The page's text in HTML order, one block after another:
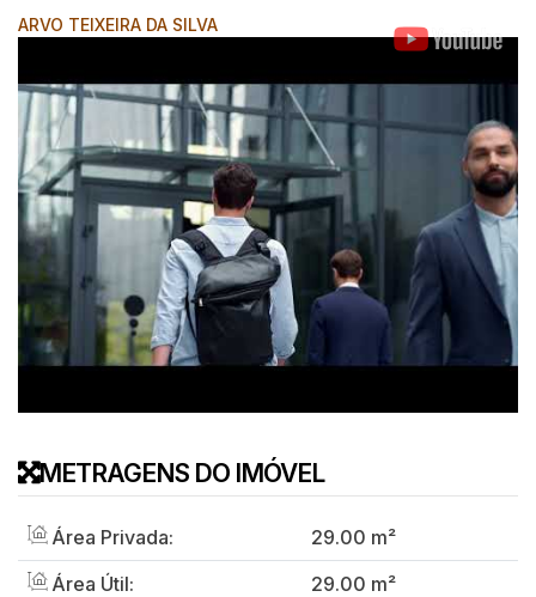
ARVO TEIXEIRA DA SILVA
METRAGENS DO IMÓVEL
Área Privada: 29.00 m²
Área Útil:
29.00 m²